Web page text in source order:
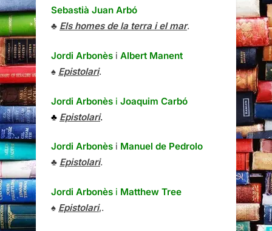
Sebastià Juan Arbó
♣ Els homes de la terra i el mar.
Jordi Arbonès i Albert Manent
♠ Epistolari.
Jordi Arbonès i Joaquim Carbó
♣ Epistolari.
Jordi Arbonès i Manuel de Pedrolo
♣ Epistolari.
Jordi Arbonès i Matthew Tree
♠ Epistolari,.